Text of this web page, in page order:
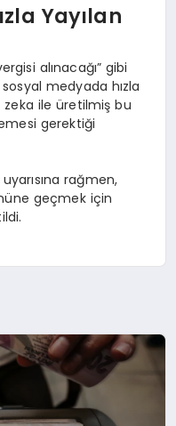
Yayılan
alınacağı” gibi
medyada hızla
zeka ile üretilmiş bu
gerektiği
uyarısına rağmen,
geçmek için